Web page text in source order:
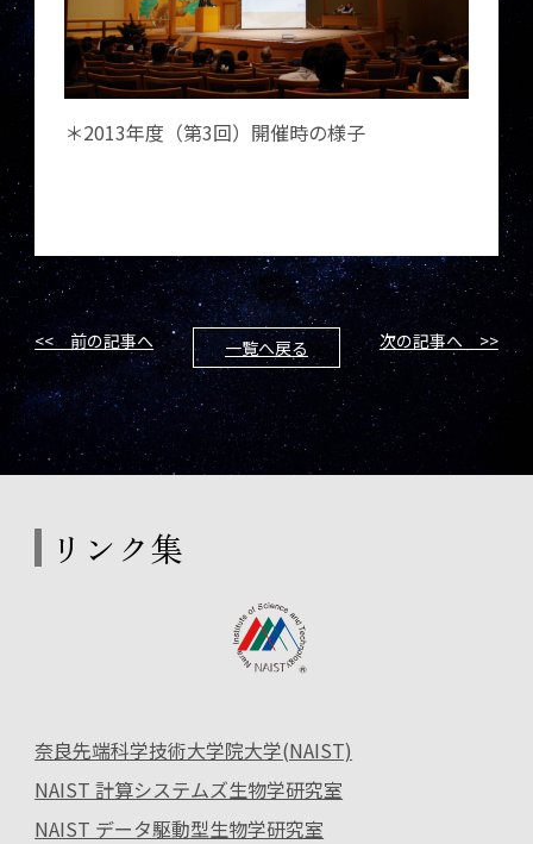
＊2013年度（第3回）開催時の様子
<< 前の記事へ 一覧へ戻る 次の記事へ >>
リンク集
奈良先端科学技術大学院大学(NAIST)
NAIST 計算システムズ生物学研究室
NAIST データ駆動型生物学研究室